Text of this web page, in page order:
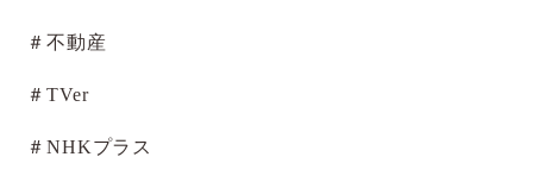
＃不動産
＃TVer
＃NHKプラス